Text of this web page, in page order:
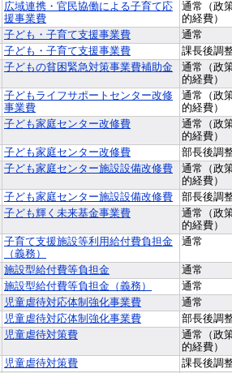
広域連携・官民協働による子育て応
援事業費
通常（政
的経費）
子ども・子育て支援事業費 通常
子ども・子育て支援事業費 課長後調
子どもの貧困緊急対策事業費補助金
通常（政
的経費）
子どもライフサポートセンター改修
事業費
通常（政
的経費）
子ども家庭センター改修費
通常（政
的経費）
子ども家庭センター改修費 部長後調
子ども家庭センター施設設備改修費
通常（政
的経費）
子ども家庭センター施設設備改修費 部長後調
子ども輝く未来基金事業費
通常（政
的経費）
子育て支援施設等利用給付費負担金
（義務）
通常
施設型給付費等負担金 通常
施設型給付費等負担金（義務） 通常
児童虐待対応体制強化事業費 通常
児童虐待対応体制強化事業費 部長後調
児童虐待対策費
通常（政
的経費）
児童虐待対策費 課長後調